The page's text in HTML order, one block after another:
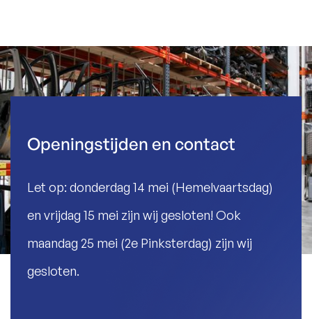
Openingstijden en contact
Let op: donderdag 14 mei (Hemelvaartsdag)
en vrijdag 15 mei zijn wij gesloten! Ook
maandag 25 mei (2e Pinksterdag) zijn wij
gesloten.